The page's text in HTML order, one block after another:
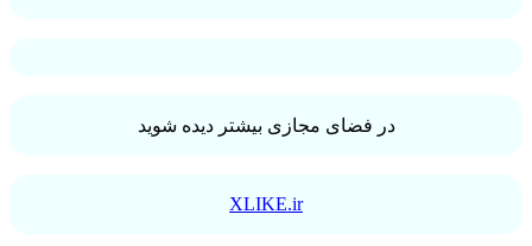
در فضای مجازی بیشتر دیده شوید
XLIKE.ir